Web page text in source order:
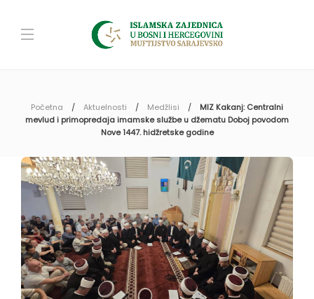
Početna Aktuelnosti Medžlisi
MIZ Kakanj: Centralni
mevlud i primopredaja imamske službe u džematu Doboj povodom
Nove 1447. hidžretske godine